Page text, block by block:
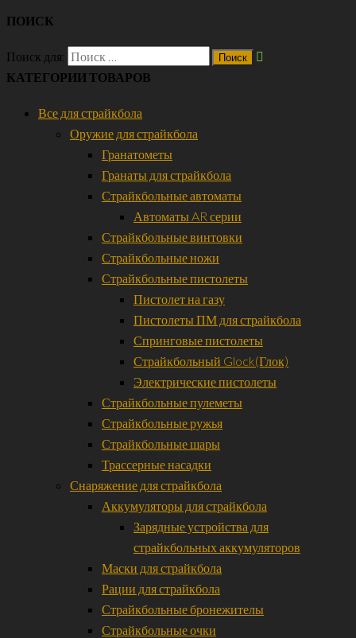
ПОИСК
Поиск для:
КАТЕГОРИИ ТОВАРОВ
Все для страйкбола
Оружие для страйкбола
Гранатометы
Гранаты для страйкбола
Страйкбольные автоматы
Автоматы AR серии
Страйкбольные винтовки
Страйкбольные ножи
Страйкбольные пистолеты
Пистолет на газу
Пистолеты ПМ для страйкбола
Спринговые пистолеты
Страйкбольный Glock(Глок)
Электрические пистолеты
Страйкбольные пулеметы
Страйкбольные ружья
Страйкбольные шары
Трассерные насадки
Снаряжение для страйкбола
Аккумуляторы для страйкбола
Зарядные устройства для
страйкбольных аккумуляторов
Маски для страйкбола
Рации для страйкбола
Страйкбольные бронежителы
Страйкбольные очки